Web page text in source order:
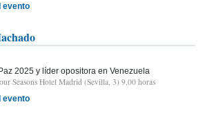
evento
2025 y líder opositora en Venezuela
Seasons Hotel Madrid (Sevilla, 3) 9.00 horas
evento